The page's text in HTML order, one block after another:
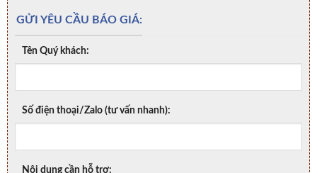
GỬI YÊU CẦU BÁO GIÁ:
Tên Quý khách:
Số điện thoại/Zalo (tư vấn nhanh):
Nội dung cần hỗ trợ: